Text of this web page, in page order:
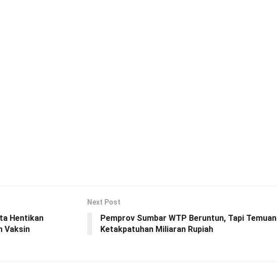
Hentikan
Vaksin
Next Post
Pemprov Sumbar WTP Beruntun, Tapi Temuan
Ketakpatuhan Miliaran Rupiah